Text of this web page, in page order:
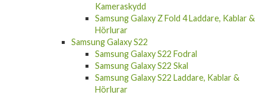
Kameraskydd
Samsung Galaxy Z Fold 4 Laddare, Kablar &
Hörlurar
Samsung Galaxy S22
Samsung Galaxy S22 Fodral
Samsung Galaxy S22 Skal
Samsung Galaxy S22 Laddare, Kablar &
Hörlurar